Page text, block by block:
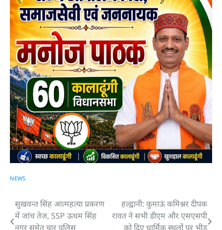
NEWS
Post
navigation
सुखवन्त सिंह आत्महत्या प्रकरण
में जांच तेज, SSP ऊधम सिंह
नगर समेत चार पुलिस
हल्द्वानी: कुमाऊं कमिश्नर दीपक
रावत ने सभी डीएम और एसएसपी
को दिए धार्मिक स्थलों पर भीड़